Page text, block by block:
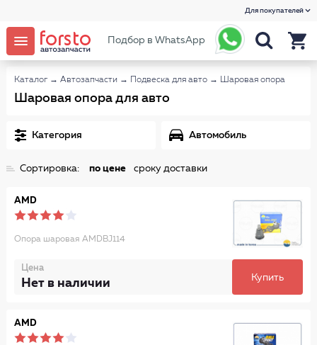
Для покупателей
Подбор в WhatsApp
Каталог → Автозапчасти → Подвеска для авто → Шаровая опора
Шаровая опора для авто
Категория Автомобиль
Сортировка: по цене сроку доставки
AMD
Опора шаровая AMDBJ114
Цена
Нет в наличии Купить
AMD